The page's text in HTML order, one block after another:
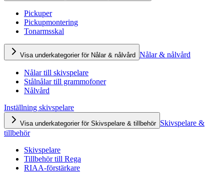
Pickuper
Pickupmontering
Tonarmsskal
Visa underkategorier för Nålar & nålvård Nålar & nålvård
Nålar till skivspelare
Stålnålar till grammofoner
Nålvård
Inställning skivspelare
Visa underkategorier för Skivspelare & tillbehör Skivspelare &
tillbehör
Skivspelare
Tillbehör till Rega
RIAA-förstärkare